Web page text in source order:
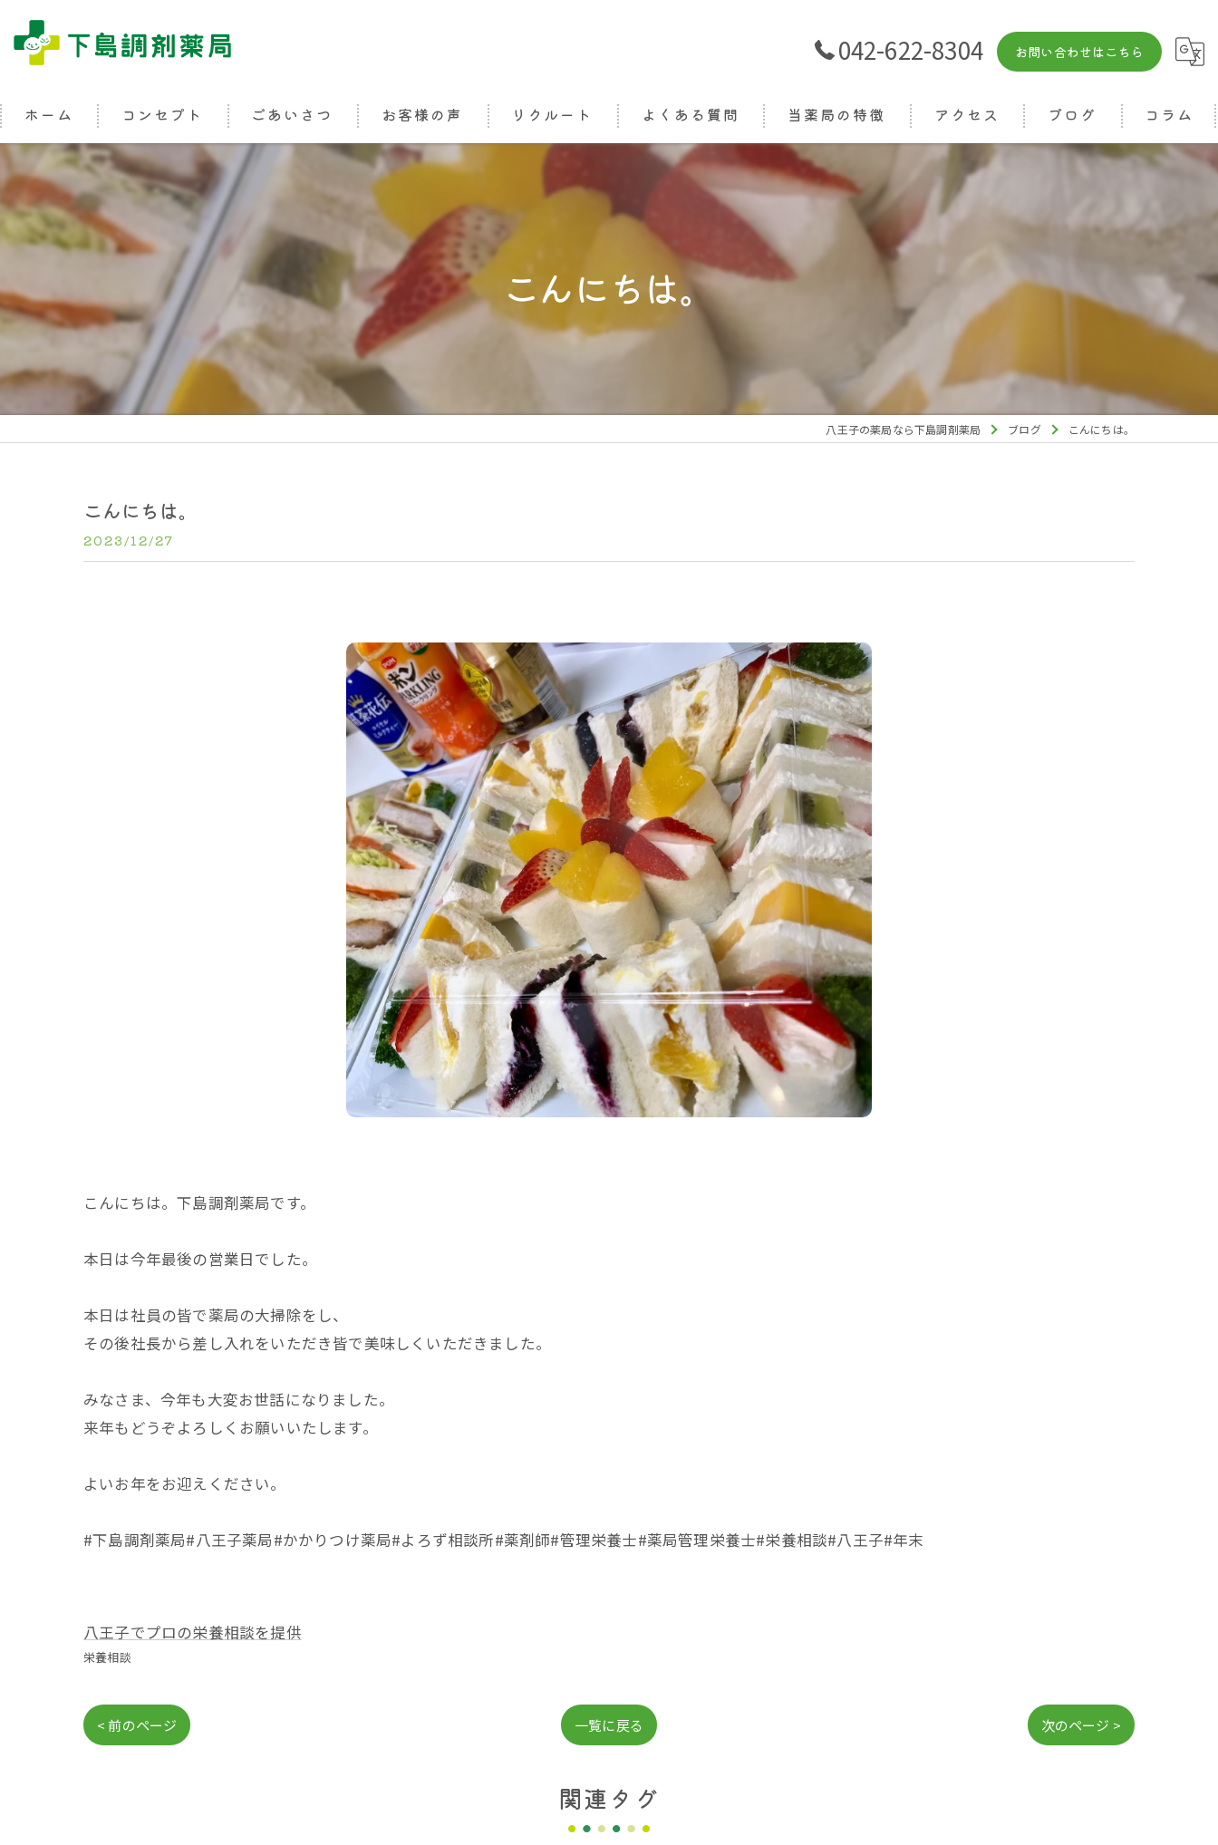
042-622-8304 お問い合わせはこちら
ホーム コンセプト ごあいさつ お客様の声 リクルート よくある質問 当薬局の特徴
処方箋
かかりつけ
アクセス ブログ コラム
こんにちは。
八王子の薬局なら下島調剤薬局 ブログ こんにちは。
こんにちは。
2023/12/27
こんにちは。下島調剤薬局です。
本日は今年最後の営業日でした。
本日は社員の皆で薬局の大掃除をし、
その後社長から差し入れをいただき皆で美味しくいただきました。
みなさま、今年も大変お世話になりました。
来年もどうぞよろしくお願いいたします。
よいお年をお迎えください。
#下島調剤薬局#八王子薬局#かかりつけ薬局#よろず相談所#薬剤師#管理栄養士#薬局管理栄養士#栄養相談#八王子#年末
八王子でプロの栄養相談を提供
栄養相談
< 前のページ 一覧に戻る 次のページ >
関連タグ